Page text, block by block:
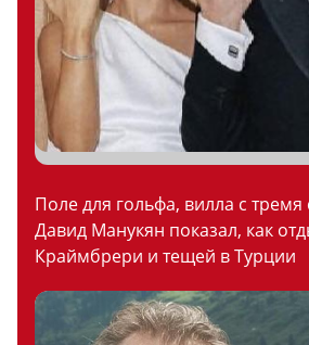
Поле для гольфа, вилла с
Давид Манукян показал, как
Краймбрери и тещей в Турции